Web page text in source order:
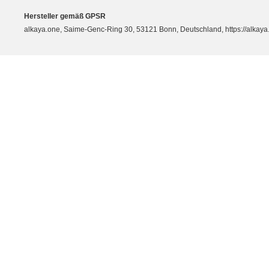
Hersteller gemäß GPSR
alkaya.one, Saime-Genc-Ring 30, 53121 Bonn, Deutschland, https://